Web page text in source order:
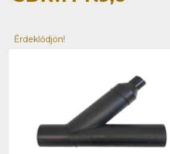
Érdeklődjön!